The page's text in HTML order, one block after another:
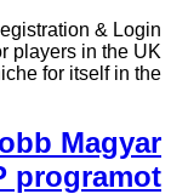
& Login
players in the UK
for itself in the...
Magyar